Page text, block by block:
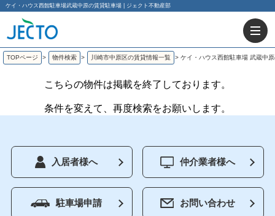
ケイ・ハウス西館駐車場武蔵中原の賃貸駐車場 | ジェクト不動産部
TOPページ > 物件検索 > 川崎市中原区の賃貸情報一覧 > ケイ・ハウス西館駐車場 武蔵中
こちらの物件は掲載を終了しております。
条件を変えて、再度検索をお願いします。
入居者様へ 仲介業者様へ
駐車場申請 お問い合わせ